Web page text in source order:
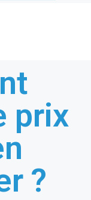
prix
?